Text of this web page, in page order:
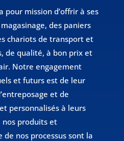
mission d’offrir à ses
des paniers
chariots de transport et
de qualité, à bon prix et
Notre engagement
et futurs est de leur
et de
personnalisés à leurs
nos produits et
nos processus sont la